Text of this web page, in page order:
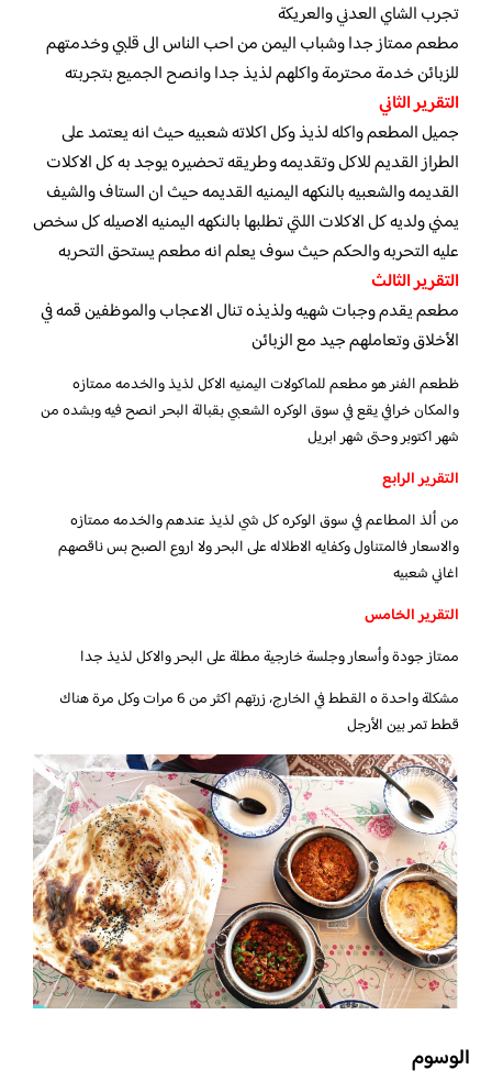
تجرب الشاي العدني والعريكة
مطعم ممتاز جدا وشباب اليمن من احب الناس الى قلبي وخدمتهم
للزبائن خدمة محترمة واكلهم لذيذ جدا وانصح الجميع بتجربته
التقرير الثاني
جميل المطعم واكله لذيذ وكل اكلاته شعبيه حيث انه يعتمد على
الطراز القديم للاكل وتقديمه وطريقه تحضيره يوجد به كل الاكلات
القديمه والشعبيه بالنكهه اليمنيه القديمه حيث ان الستاف والشيف
يمني ولديه كل الاكلات اللتي تطلبها بالنكهه اليمنيه الاصيله كل سخص
عليه التحربه والحكم حيث سوف يعلم انه مطعم يستحق التحربه
التقرير الثالث
مطعم يقدم وجبات شهيه ولذيذه تنال الاعجاب والموظفين قمه في
الأخلاق وتعاملهم جيد مع الزبائن
ظطعم الفنر هو مطعم للماكولات اليمنيه الاكل لذيذ والخدمه ممتازه
والمكان خرافي يقع في سوق الوكره الشعبي بقبالة البحر انصح فيه وبشده من
شهر اكتوبر وحتى شهر ابريل
التقرير الرابع
من ألذ المطاعم في سوق الوكره كل شي لذيذ عندهم والخدمه ممتازه
والاسعار فالمتناول وكفايه الاطلاله على البحر ولا اروع الصبح بس ناقصهم
اغاني شعبيه
التقرير الخامس
ممتاز جودة وأسعار وجلسة خارجية مطلة على البحر والاكل لذيذ جدا
مشكلة واحدة ه القطط في الخارج، زرتهم اكثر من 6 مرات وكل مرة هناك
قطط تمر بين الأرجل
الوسوم